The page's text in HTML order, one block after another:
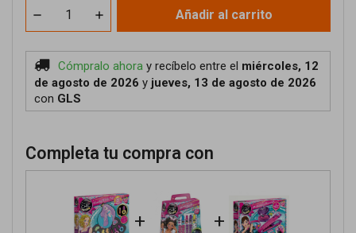
Añadir al carrito
Cómpralo ahora y recíbelo entre el miércoles, 12
de agosto de 2026 y jueves, 13 de agosto de 2026
con GLS
Completa tu compra con
+ +